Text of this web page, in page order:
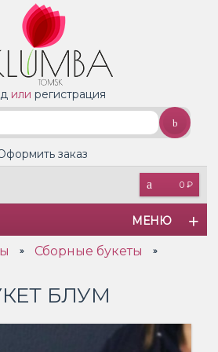
или регистрация
0 ₽
заказ
МЕНЮ
» Сборные букеты »
БЛУМ